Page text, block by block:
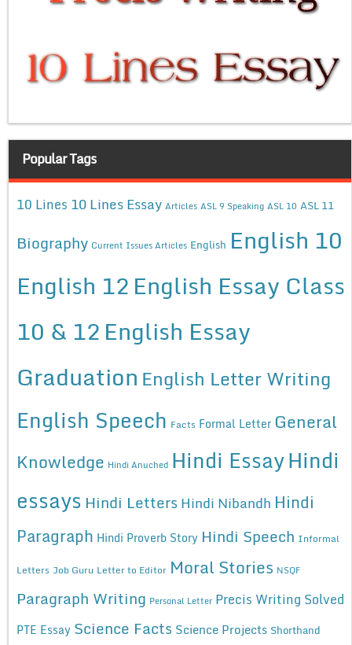
Popular Tags
10 Lines 10 Lines Essay Articles ASL 9 Speaking ASL 10 ASL 11
Biography Current Issues Articles English English 10
English 12English Essay Class
10 & 12English Essay
Graduation English Letter Writing
English Speech Facts Formal Letter General
Knowledge Hindi Anuched Hindi EssayHindi
essays Hindi Letters Hindi Nibandh Hindi
Paragraph Hindi Proverb Story Hindi Speech Informal
Letters Job Guru Letter to Editor Moral Stories NSQF
Paragraph Writing Personal Letter Precis Writing Solved
PTE Essay Science Facts Science Projects Shorthand